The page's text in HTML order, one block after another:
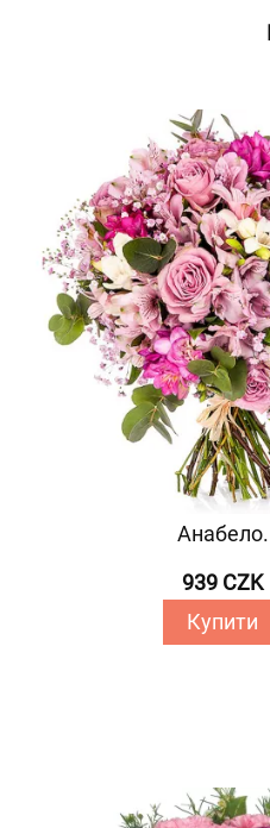
Анабело.
939 CZK
Купити